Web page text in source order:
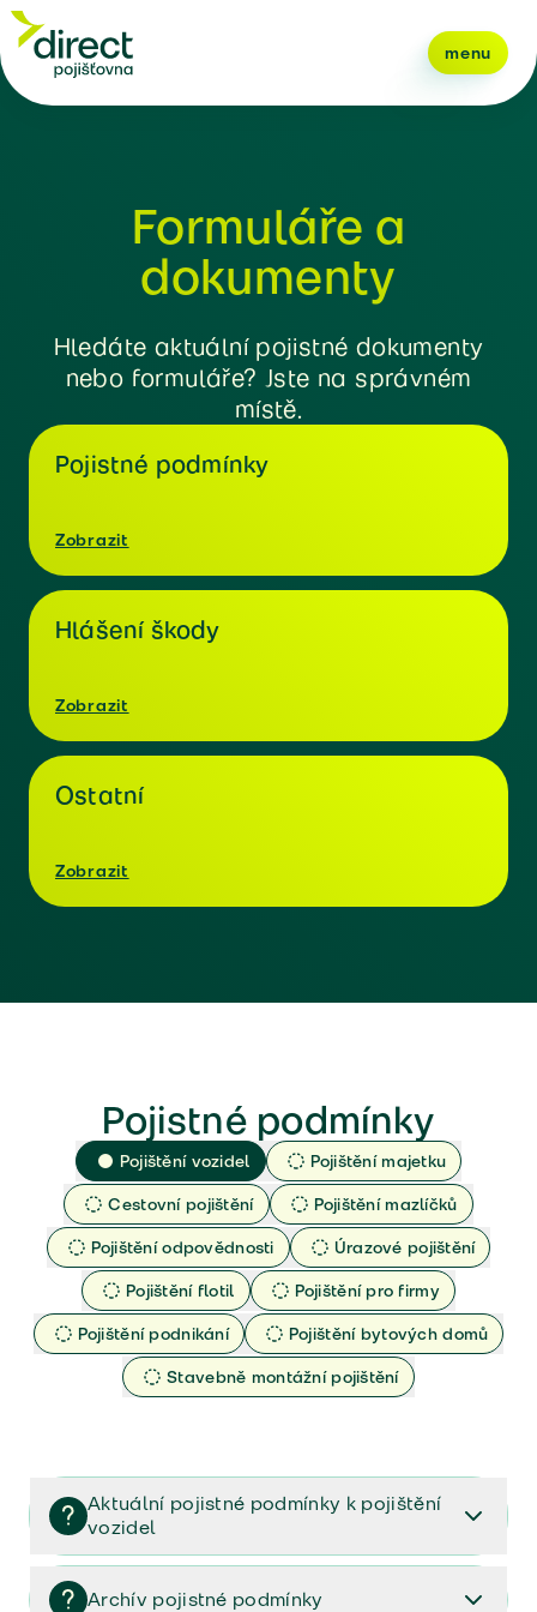
menu
Formuláře a
dokumenty
Hledáte aktuální pojistné dokumenty
nebo formuláře? Jste na správném
místě.
Pojistné podmínky
Zobrazit
Hlášení škody
Zobrazit
Ostatní
Zobrazit
Pojistné podmínky
Pojištění vozidel
Pojištění majetku
Cestovní pojištění
Pojištění mazlíčků
Pojištění odpovědnosti
Úrazové pojištění
Pojištění flotil
Pojištění pro firmy
Pojištění podnikání
Pojištění bytových domů
Stavebně montážní pojištění
Aktuální pojistné podmínky k pojištění
vozidel
Pojištění vozidel/Pojistné podmínky a vše důležité ke
smlouvě (PDF)
Archív pojistné podmínky